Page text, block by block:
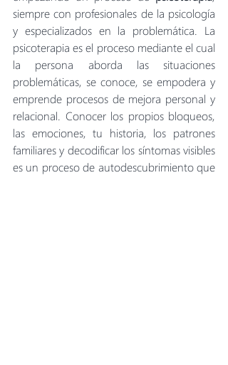
siempre con profesionales de la psicología
y especializados en la problemática. La
psicoterapia es el proceso mediante el cual
la persona aborda las situaciones
problemáticas, se conoce, se empodera y
emprende procesos de mejora personal y
relacional. Conocer los propios bloqueos,
las emociones, tu historia, los patrones
familiares y decodificar los síntomas visibles
es un proceso de autodescubrimiento que